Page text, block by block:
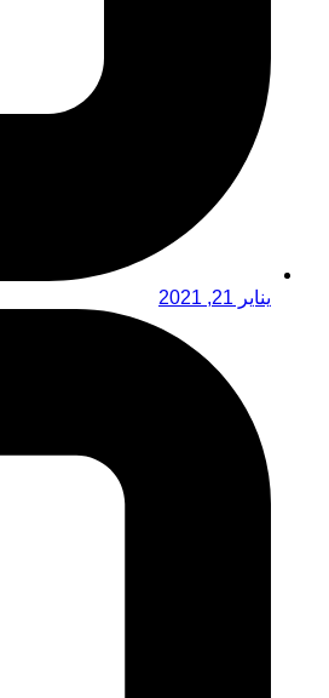
يناير 21, 2021